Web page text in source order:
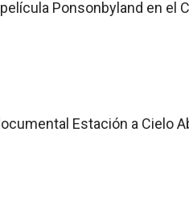
Ponsonbyland en el
Estación a Cielo